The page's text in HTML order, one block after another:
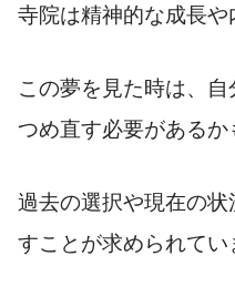
寺院は精神的な成長や
この夢を見た時は、
つめ直す必要があるか
過去の選択や現在の
すことが求められてい